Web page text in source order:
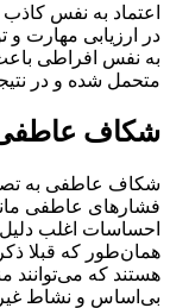
اعتماد به نفس کاذب
در ارزیابی مهارت و
به نفس افراطی
متحمل شده و در
شکاف
شکاف عاطفی به
فشارهای عاطفی
احساسات اغلب
همان‌طور که قبلا
هستند که
بی‌اساس و نشاط